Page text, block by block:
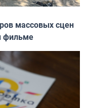
массовых сцен
фильме